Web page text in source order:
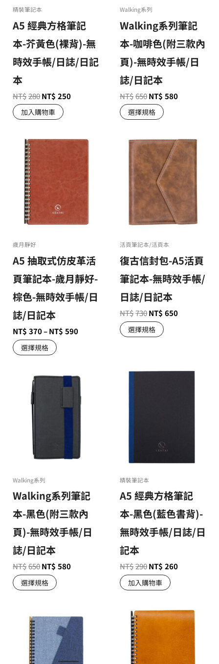
精裝筆記本
A5 經典方格筆記
本-芥黃色(裸背)-無
時效手帳/日誌/日記
本
NT$280NT$ 250
加入購物車
Walking系列
Walking系列筆記
本-咖啡色(附三款內
頁)-無時效手帳/日
誌/日記本
NT$650NT$ 580
選擇規格
歲月靜好
A5 抽取式仿皮革活
頁筆記本-歲月靜好-
棕色-無時效手帳/日
誌/日記本
NT$ 370–NT$ 590
選擇規格
活頁筆記本/活頁本
復古信封包-A5活頁
筆記本-無時效手帳/
日誌/日記本
NT$730NT$ 650
選擇規格
Walking系列
Walking系列筆記
本-黑色(附三款內
頁)-無時效手帳/日
誌/日記本
NT$650NT$ 580
選擇規格
精裝筆記本
A5 經典方格筆記
本-黑色(藍色書背)-
無時效手帳/日誌/日
記本
NT$290NT$ 260
加入購物車